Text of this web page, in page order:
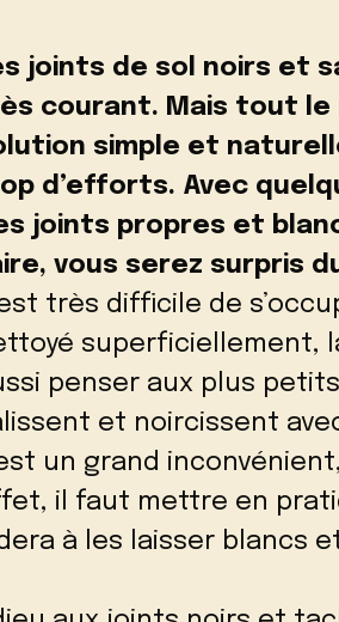
joints de sol noirs et
courant. Mais tout le
simple et
d’efforts. Avec
joints propres et
vous serez surpris
est très difficile de
superficiellement,
penser aux plus
et noircissent
un grand
il faut mettre en
à les laisser blancs